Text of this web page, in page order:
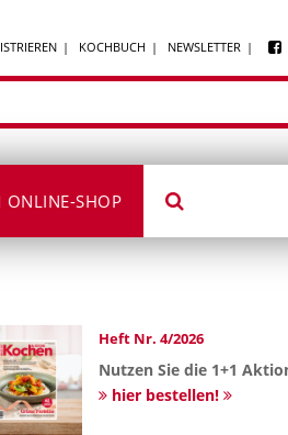
KOCHBUCH NEWSLETTER
ONLINE-SHOP
Heft Nr. 4/2026
Nutzen Sie die 1+1
hier bestellen!